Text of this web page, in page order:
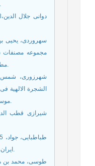
پژوهشگاه علوم و فرهنگ اسلامی.
مجموعه مصنفات
مطالعات و تحقيقات فرهنگى‏، تهران.
الشجرة الالهية
موسسه حکمت و فلسفه ایران، تهران.
ایران،چاپ سوم، انتشارات کویر، تهران.